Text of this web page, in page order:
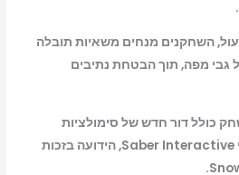
השחקנים מנחים משאיות תובלה
גבי מפה, תוך הבטחת נתיבים
כולל דור חדש של סימולציות
מתקדמות, שפותחו על ידי Saber Interactive, הידועה בזכות